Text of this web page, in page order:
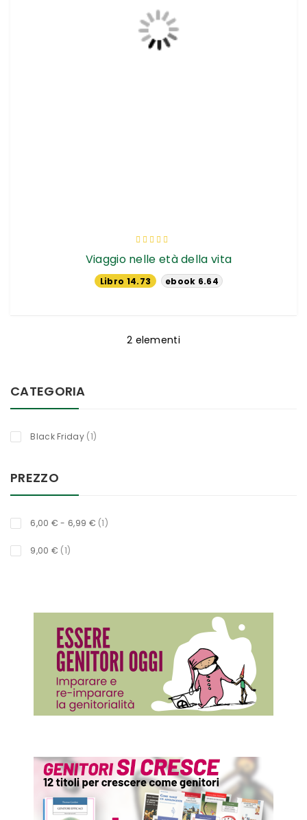
Valutazione:
Viaggio nelle età della vita
Libro 14.73
ebook 6.64
2 elementi
CATEGORIA
Black Friday 1titolo
PREZZO
6,00 € - 6,99 € 1titolo
9,00 € 1titolo